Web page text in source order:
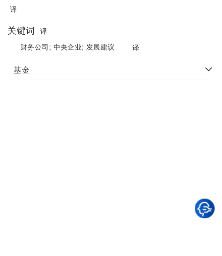
译
关键词
译
财务公司; 中央企业;发展建议 译
基金